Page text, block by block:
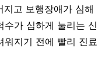
지고 보행장애가 심해
수가 심하게 눌리는 신
워지기 전에 빨리 진료